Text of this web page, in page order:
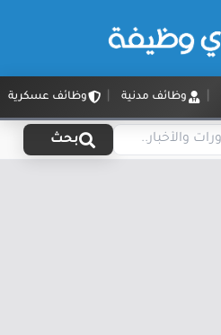
وظائف مدنية وظائف عسكرية
بحث